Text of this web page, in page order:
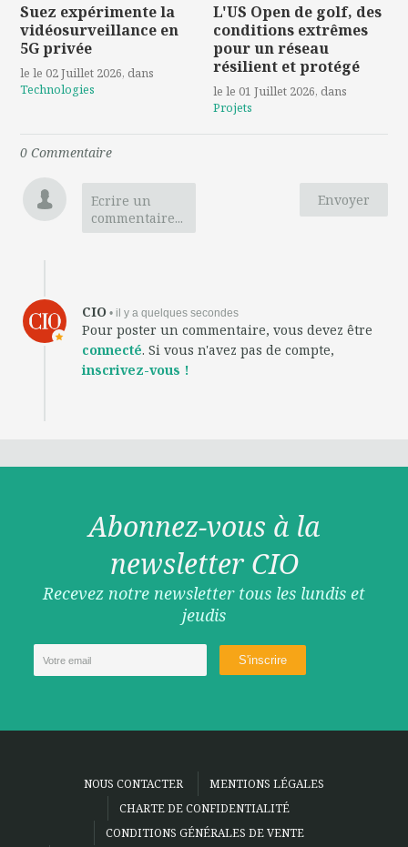
Suez expérimente la
vidéosurveillance en
5G privée
le le 02 Juillet 2026, dans
Technologies
L'US Open de golf, des
conditions extrêmes
pour un réseau
résilient et protégé
le le 01 Juillet 2026, dans
Projets
0 Commentaire
Envoyer
Ecrire un
commentaire...
CIO • il y a quelques secondes
Pour poster un commentaire, vous devez être
connecté. Si vous n'avez pas de compte,
inscrivez-vous !
Abonnez-vous à la
newsletter CIO
Recevez notre newsletter tous les lundis et
jeudis
NOUS CONTACTER
MENTIONS LÉGALES
CHARTE DE CONFIDENTIALITÉ
CONDITIONS GÉNÉRALES DE VENTE